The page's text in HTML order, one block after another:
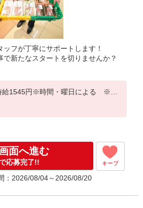
フが丁寧にサポートします！
で新たなスタートを切りませんか？
給1545円※時間・曜日による ※加
100円
以降 時給＋150円
＋150円
面へ進む
応募完了!! キープ
：2026/08/04～2026/08/20